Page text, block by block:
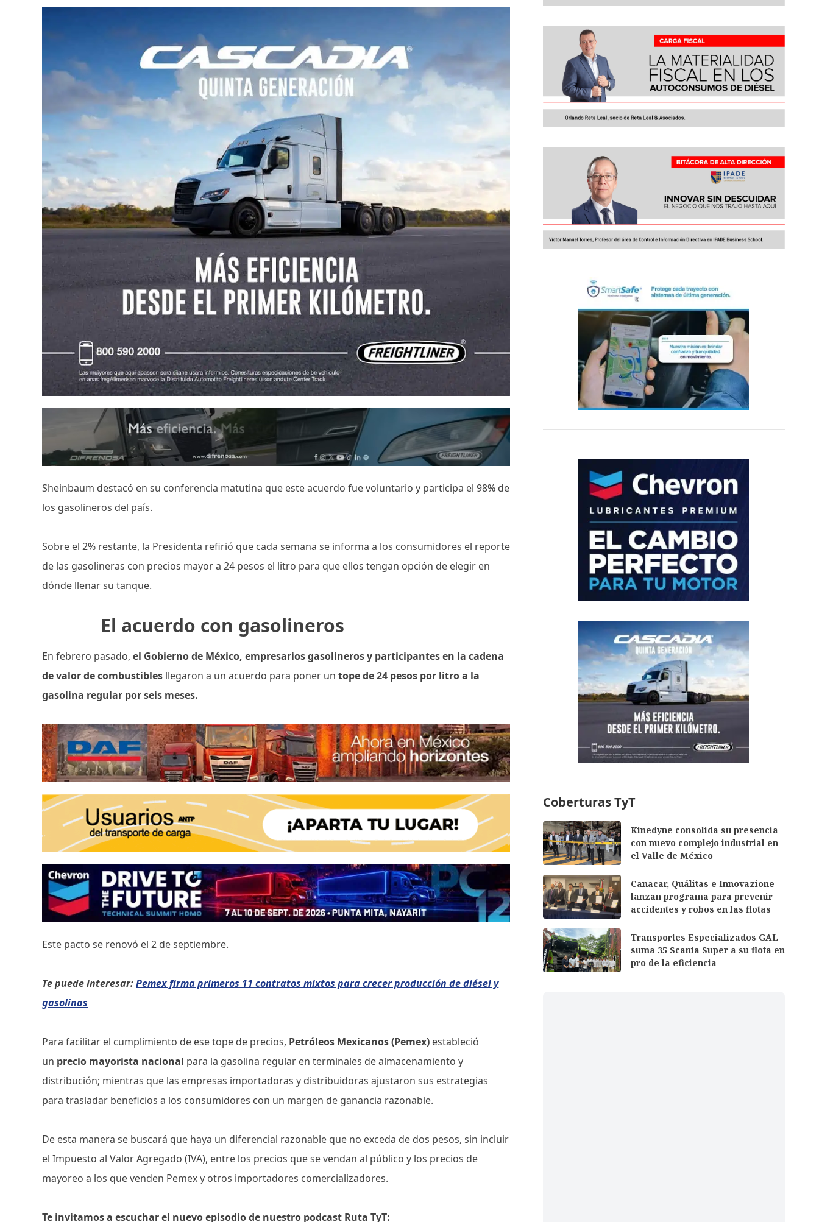
Sheinbaum destacó en su conferencia matutina que este acuerdo fue voluntario y participa el 98% de
los gasolineros del país.
Sobre el 2% restante, la Presidenta refirió que cada semana se informa a los consumidores el reporte
de las gasolineras con precios mayor a 24 pesos el litro para que ellos tengan opción de elegir en
dónde llenar su tanque.
El acuerdo con gasolineros
En febrero pasado,el Gobierno de México, empresarios gasolineros y participantes en la cadena
de valor de combustibles llegaron a un acuerdo para poner untope de 24 pesos por litro a la
gasolina regular por seis meses.
Este pacto se renovó el 2 de septiembre.
Te puede interesar:Pemex firma primeros 11 contratos mixtos para crecer producción de diésel y
gasolinas
Para facilitar el cumplimiento de ese tope de precios, Petróleos Mexicanos (Pemex) estableció
un precio mayorista nacional para la gasolina regular en terminales de almacenamiento y
distribución; mientras que las empresas importadoras y distribuidoras ajustaron sus estrategias
para trasladar beneficios a los consumidores con un margen de ganancia razonable.
De esta manera se buscará que haya un diferencial razonable que no exceda de dos pesos, sin incluir
el Impuesto al Valor Agregado (IVA), entre los precios que se vendan al público y los precios de
mayoreo a los que venden Pemex y otros importadores comercializadores.
Te invitamos a escuchar el nuevo episodio de nuestro podcast Ruta TyT:
Coberturas TyT
Kinedyne consolida su presencia
con nuevo complejo industrial en
el Valle de México
Canacar, Quálitas e Innovazione
lanzan programa para prevenir
accidentes y robos en las flotas
Transportes Especializados GAL
suma 35 Scania Super a su flota en
pro de la eficiencia